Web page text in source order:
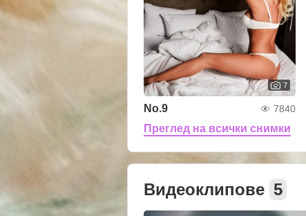
7
No.9 7840
Преглед на всички снимки
Видеоклипове 5